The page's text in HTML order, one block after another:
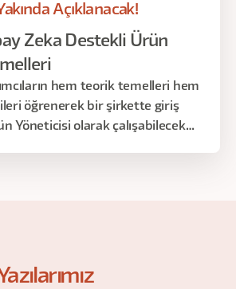
Açıklanacak!
Zeka Destekli Ürün
hem teorik temelleri hem
öğrenerek bir şirkette giriş
Yöneticisi olarak çalışabilecek